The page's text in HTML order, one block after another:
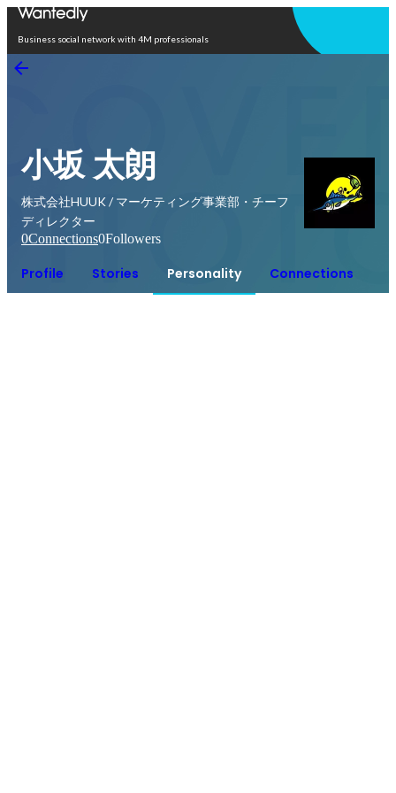
Business social network with 4M professionals
小坂 太朗
株式会社HUUK / マーケティング事業部・チーフ
ディレクター
0Connections0Followers
Profile Stories Personality Connections